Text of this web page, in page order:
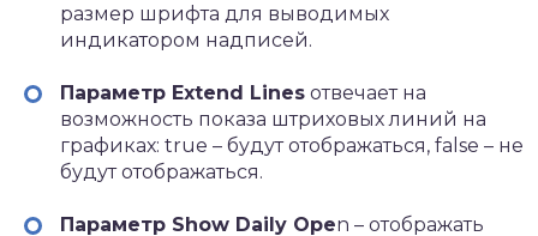
размер шрифта для выводимых
индикатором надписей.
Параметр Extend Lines отвечает на
возможность показа штриховых линий на
графиках: true – будут отображаться, false – не
будут отображаться.
Параметр Show Daily Open – отображать